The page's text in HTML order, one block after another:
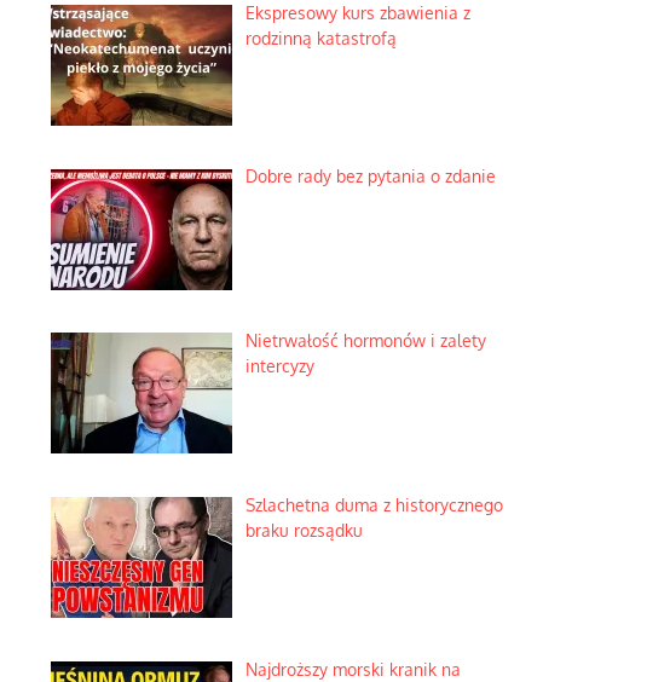
Ekspresowy kurs zbawienia z
rodzinną katastrofą
Dobre rady bez pytania o zdanie
Nietrwałość hormonów i zalety
intercyzy
Szlachetna duma z historycznego
braku rozsądku
Najdroższy morski kranik na